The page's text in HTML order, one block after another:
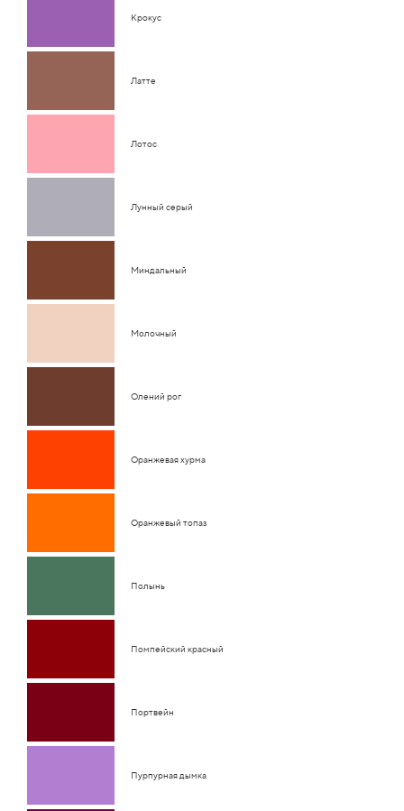
Крокус
Латте
Лотос
Лунный серый
Миндальный
Молочный
Олений рог
Оранжевая хурма
Оранжевый топаз
Полынь
Помпейский красный
Портвейн
Пурпурная дымка